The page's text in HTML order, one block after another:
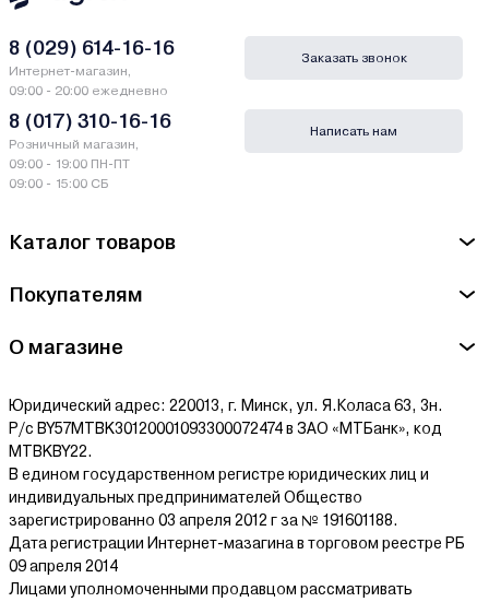
Каталог товаров
Покупателям
О магазине
Юридический адрес: 220013, г. Минск, ул. Я.Коласа 63, 3н.
Р/с BY57MTBK30120001093300072474 в ЗАО «МТБанк», код
MTBKBY22.
В едином государственном регистре юридических лиц и
индивидуальных предпринимателей Общество
зарегистрированно 03 апреля 2012 г за № 191601188.
Дата регистрации Интернет-мазагина в торговом реестре РБ
09 апреля 2014
Лицами уполномоченными продавцом рассматривать
8 (029) 614-16-16
Интернет-магазин,
09:00 - 20:00 ежедневно
8 (017) 310-16-16
Розничный магазин,
09:00 - 19:00 ПН-ПТ
09:00 - 15:00 СБ
Заказать звонок
Написать нам